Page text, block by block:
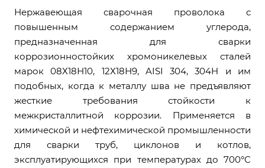
Нержавеющая сварочная проволока с
повышенным содержанием углерода,
предназначенная для сварки
коррозионностойких хромоникелевых сталей
марок 08Х18Н10, 12Х18Н9, AISI 304, 304H и им
подобных, когда к металлу шва не предъявляют
жесткие требования стойкости к
межкристаллитной коррозии. Применяется в
химической и нефтехимической промышленности
для сварки труб, циклонов и котлов,
эксплуатирующихся при температурах до 700°C